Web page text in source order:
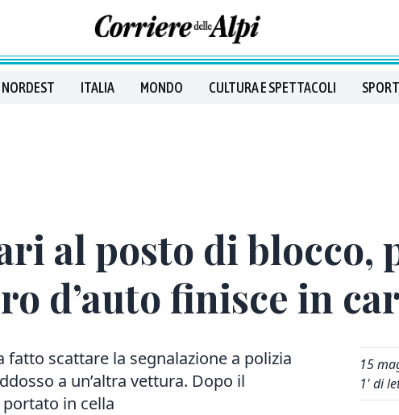
NORDEST ITALIA MONDO CULTURA E SPETTACOLI SPORT
al posto di blocco,
d’auto finisce in
scattare la segnalazione a polizia
a un’altra vettura. Dopo il
portato in cella
15
1' di